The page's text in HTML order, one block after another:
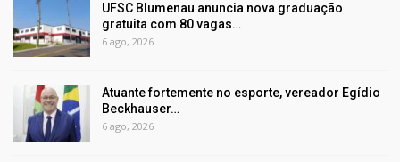
UFSC Blumenau anuncia nova graduação
gratuita com 80 vagas…
6 ago, 2026
Atuante fortemente no esporte, vereador Egídio
Beckhauser…
6 ago, 2026